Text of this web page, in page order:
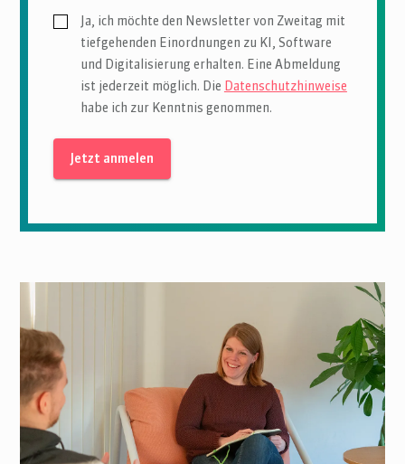
Ja, ich möchte den Newsletter von Zweitag mit
tiefgehenden Einordnungen zu KI, Software
und Digitalisierung erhalten. Eine Abmeldung
ist jederzeit möglich. Die Datenschutzhinweise
habe ich zur Kenntnis genommen.